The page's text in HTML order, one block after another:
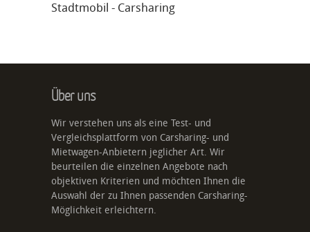
Stadtmobil - Carsharing
Über uns
Wir verstehen uns als eine Test- und
Vergleichsplattform von Carsharing- und
Mietwagen-Anbietern jeglicher Art. Wir
beurteilen die einzelnen Angebote nach
objektiven Kriterien und möchten Ihnen die
Auswahl der zu Ihnen passenden Carsharing-
Möglichkeit erleichtern.